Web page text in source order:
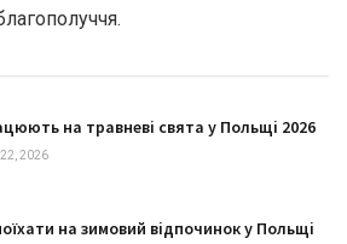
на травневі свята у Польщі 2026
2026
на зимовий відпочинок у Польщі